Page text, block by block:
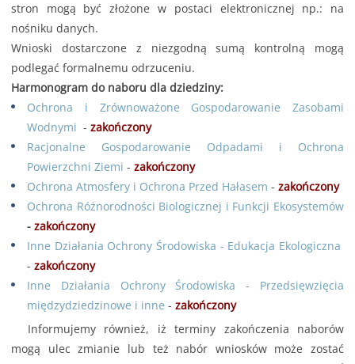
stron mogą być złożone w postaci elektronicznej np.: na
nośniku danych.
Wnioski dostarczone z niezgodną sumą kontrolną mogą
podlegać formalnemu odrzuceniu.
Harmonogram do naboru dla dziedziny:
Ochrona i Zrównoważone Gospodarowanie Zasobami
Wodnymi - zakończony
Racjonalne Gospodarowanie Odpadami i Ochrona
Powierzchni Ziemi - zakończony
Ochrona Atmosfery i Ochrona Przed Hałasem - zakończony
Ochrona Różnorodności Biologicznej i Funkcji Ekosystemów
-zakończony
Inne Działania Ochrony Środowiska - Edukacja Ekologiczna
- zakończony
Inne Działania Ochrony Środowiska - Przedsięwzięcia
międzydziedzinowe i inne - zakończony
Informujemy również, iż terminy zakończenia naborów
mogą ulec zmianie lub też nabór wniosków może zostać